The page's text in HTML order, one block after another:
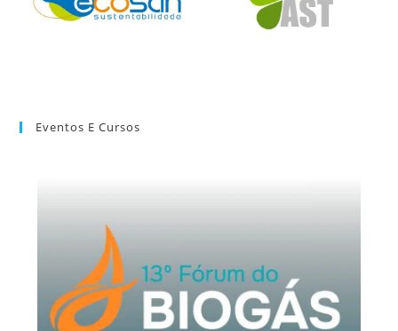
Eventos E Cursos